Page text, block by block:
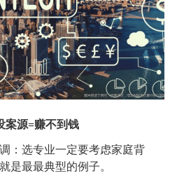
源=赚不到钱
选专业一定要考虑家庭背
是最最典型的例子。